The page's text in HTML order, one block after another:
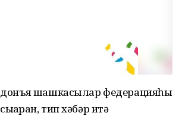
донъя шашкасылар федерацияһы
тип хәбәр итә